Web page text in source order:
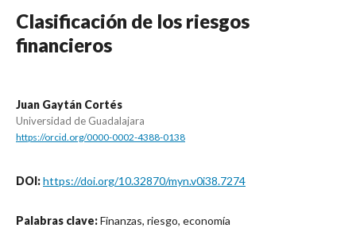
Clasificación de los riesgos
financieros
Juan Gaytán Cortés
Universidad de Guadalajara
https://orcid.org/0000-0002-4388-0138
DOI:https://doi.org/10.32870/myn.v0i38.7274
Palabras clave:Finanzas, riesgo, economía